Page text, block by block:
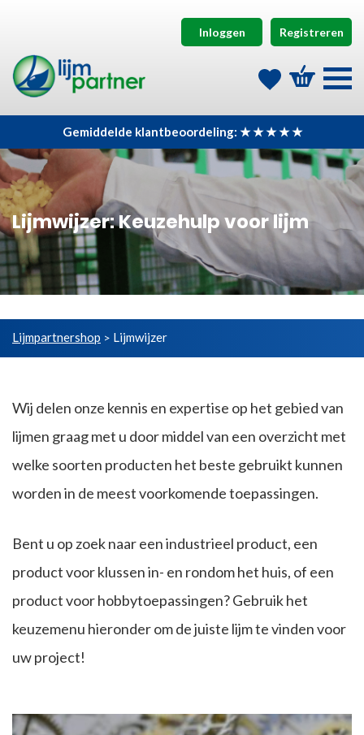
Inloggen Registreren
Gemiddelde klantbeoordeling: ★ ★ ★ ★ ★
Lijmwijzer: Keuzehulp voor lijm
Lijmpartnershop > Lijmwijzer
Wij delen onze kennis en expertise op het gebied van
lijmen graag met u door middel van een overzicht met
welke soorten producten het beste gebruikt kunnen
worden in de meest voorkomende toepassingen.
Bent u op zoek naar een industrieel product, een
product voor klussen in- en rondom het huis, of een
product voor hobbytoepassingen? Gebruik het
keuzemenu hieronder om de juiste lijm te vinden voor
uw project!